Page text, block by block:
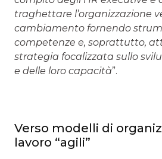
traghettare l’organizzazione
cambiamento fornendo
competenze e, soprattutto,
strategia focalizzata sullo
e delle loro capacità”.
Verso modelli di
lavoro “agili”